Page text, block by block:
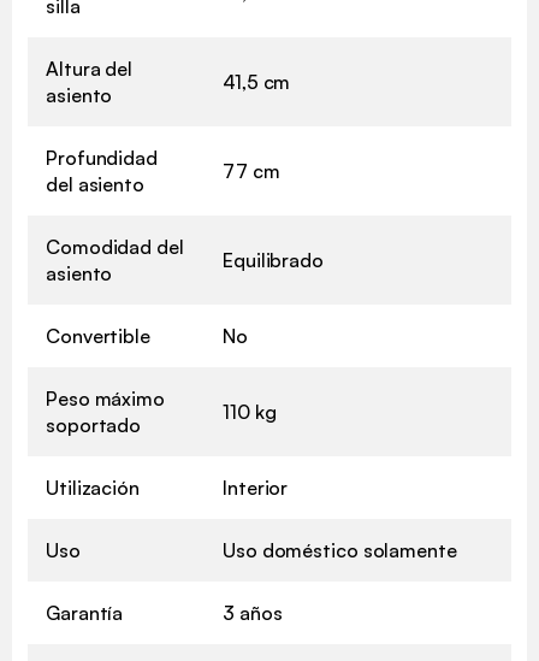
silla
Altura del
asiento
41,5 cm
Profundidad
del asiento
77 cm
Comodidad del
asiento
Equilibrado
Convertible No
Peso máximo
soportado
110 kg
Utilización Interior
Uso Uso doméstico solamente
Garantía 3 años